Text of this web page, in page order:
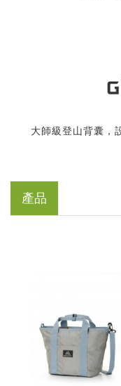
大師級登山背囊，
產品